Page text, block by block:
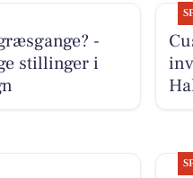
-
stillinger i